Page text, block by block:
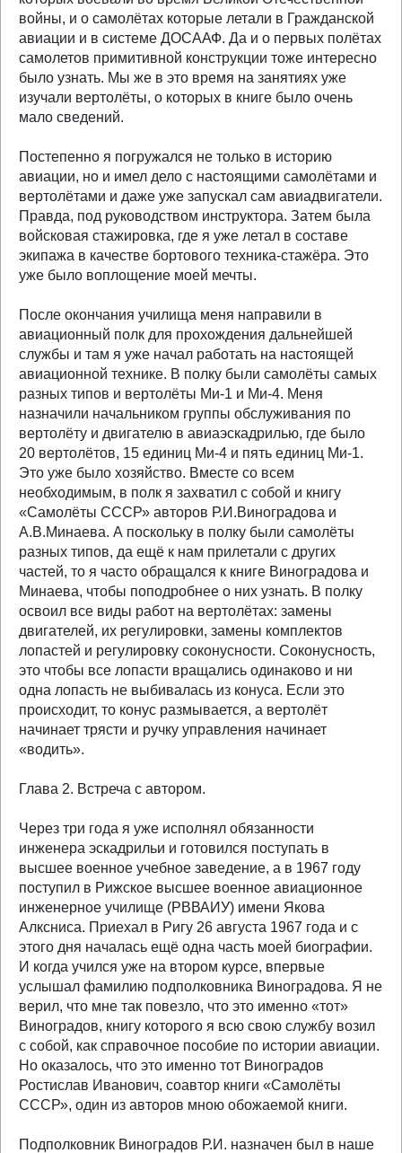
войны, и о самолётах которые летали в Гражданской
авиации и в системе ДОСААФ. Да и о первых полётах
самолетов примитивной конструкции тоже интересно
было узнать. Мы же в это время на занятиях уже
изучали вертолёты, о которых в книге было очень
мало сведений.
Постепенно я погружался не только в историю
авиации, но и имел дело с настоящими самолётами и
вертолётами и даже уже запускал сам авиадвигатели.
Правда, под руководством инструктора. Затем была
войсковая стажировка, где я уже летал в составе
экипажа в качестве бортового техника-стажёра. Это
уже было воплощение моей мечты.
После окончания училища меня направили в
авиационный полк для прохождения дальнейшей
службы и там я уже начал работать на настоящей
авиационной технике. В полку были самолёты самых
разных типов и вертолёты Ми-1 и Ми-4. Меня
назначили начальником группы обслуживания по
вертолёту и двигателю в авиаэскадрилью, где было
20 вертолётов, 15 единиц Ми-4 и пять единиц Ми-1.
Это уже было хозяйство. Вместе со всем
необходимым, в полк я захватил с собой и книгу
«Самолёты СССР» авторов Р.И.Виноградова и
А.В.Минаева. А поскольку в полку были самолёты
разных типов, да ещё к нам прилетали с других
частей, то я часто обращался к книге Виноградова и
Минаева, чтобы поподробнее о них узнать. В полку
освоил все виды работ на вертолётах: замены
двигателей, их регулировки, замены комплектов
лопастей и регулировку соконусности. Соконусность,
это чтобы все лопасти вращались одинаково и ни
одна лопасть не выбивалась из конуса. Если это
происходит, то конус размывается, а вертолёт
начинает трясти и ручку управления начинает
«водить».
Глава 2. Встреча с автором.
Через три года я уже исполнял обязанности
инженера эскадрильи и готовился поступать в
высшее военное учебное заведение, а в 1967 году
поступил в Рижское высшее военное авиационное
инженерное училище (РВВАИУ) имени Якова
Алксниса. Приехал в Ригу 26 августа 1967 года и с
этого дня началась ещё одна часть моей биографии.
И когда учился уже на втором курсе, впервые
услышал фамилию подполковника Виноградова. Я не
верил, что мне так повезло, что это именно «тот»
Виноградов, книгу которого я всю свою службу возил
с собой, как справочное пособие по истории авиации.
Но оказалось, что это именно тот Виноградов
Ростислав Иванович, соавтор книги «Самолёты
СССР», один из авторов мною обожаемой книги.
Подполковник Виноградов Р.И. назначен был в наше